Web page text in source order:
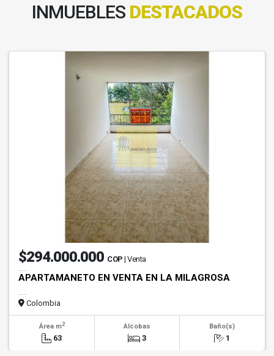
INMUEBLES DESTACADOS
$294.000.000 COP | Venta
APARTAMANETO EN VENTA EN LA MILAGROSA
Colombia
Área m2
63
Alcobas
3
Baño(s)
1